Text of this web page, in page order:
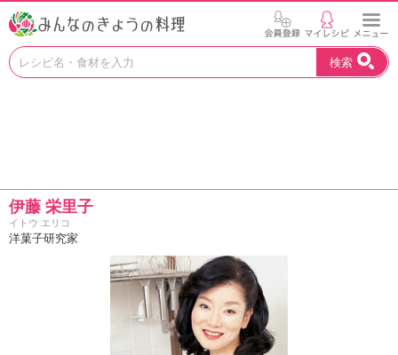
お
う
。
N
H
K
検索
伊藤 栄里子
イトウ エリコ
洋菓子研究家